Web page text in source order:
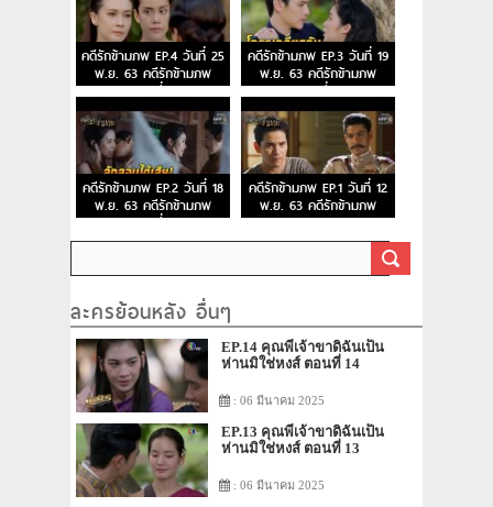
คดีรักข้ามภพ EP.4 วันที่ 25
พ.ย. 63 คดีรักข้ามภพ
ตอนที่ 4
คดีรักข้ามภพ EP.3 วันที่ 19
พ.ย. 63 คดีรักข้ามภพ
ตอนที่ 3
คดีรักข้ามภพ EP.2 วันที่ 18
พ.ย. 63 คดีรักข้ามภพ
ตอนที่ 2
คดีรักข้ามภพ EP.1 วันที่ 12
พ.ย. 63 คดีรักข้ามภพ
ตอนแรก
ละครย้อนหลัง อื่นๆ
EP.14 คุณพี่เจ้าขาดิฉันเป็น
ห่านมิใช่หงส์ ตอนที่ 14
: 06 มีนาคม 2025
EP.13 คุณพี่เจ้าขาดิฉันเป็น
ห่านมิใช่หงส์ ตอนที่ 13
: 06 มีนาคม 2025